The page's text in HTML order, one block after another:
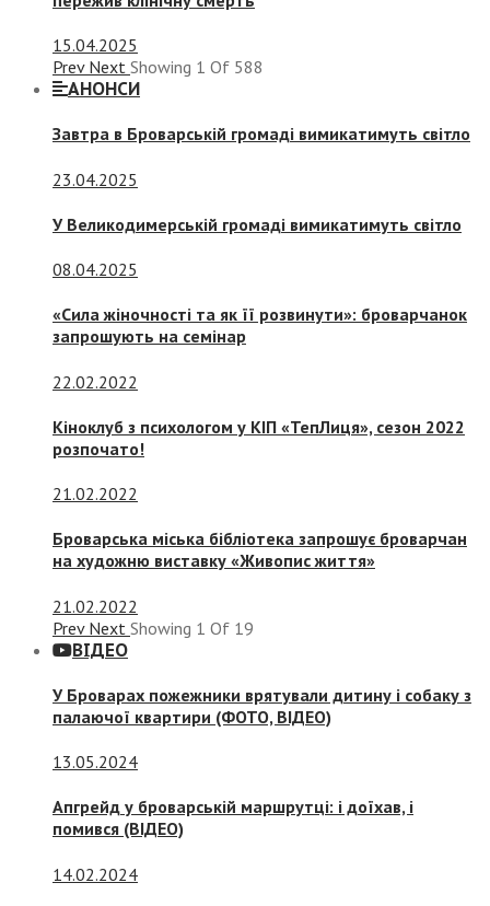
15.04.2025
Prev Next Showing 1 Of 588
АНОНСИ
Завтра в Броварській громаді вимикатимуть світло
23.04.2025
У Великодимерській громаді вимикатимуть світло
08.04.2025
«Сила жіночності та як її розвинути»: броварчанок
запрошують на семінар
22.02.2022
Кіноклуб з психологом у КІП «ТепЛиця», сезон 2022
розпочато!
21.02.2022
Броварська міська бібліотека запрошує броварчан
на художню виставку «Живопис життя»
21.02.2022
Prev Next Showing 1 Of 19
ВІДЕО
У Броварах пожежники врятували дитину і собаку з
палаючої квартири (ФОТО, ВІДЕО)
13.05.2024
Апгрейд у броварській маршрутці: і доїхав, і
помився (ВІДЕО)
14.02.2024